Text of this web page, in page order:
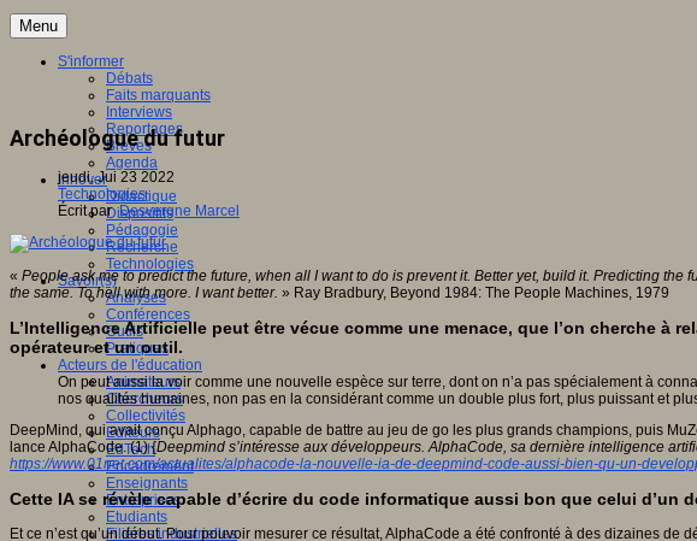
Menu
S'informer
Débats
Faits marquants
Interviews
Reportages
Brèves
Agenda
Innover
Didactique
Dispositifs
Pédagogie
Recherche
Technologies
Savoir(s)
Analyses
Conférences
Outils
Pratiques
Acteurs de l'éducation
Animateurs
Chercheurs
Collectivités
Editeurs
EdTech
Encadrement
Enseignants
Entreprises
Etudiants
Filières industrielles
Archéologue du futur
jeudi, Jui 23 2022
Technologies
Écrit parDesvergne Marcel
« People ask me to predict the future, when all I want to do is prevent it. Better yet, build it. Predicting
the same. To hell with more. I want better. » Ray Bradbury, Beyond 1984: The People Machines, 1979
L’Intelligence Artificielle peut être vécue comme une menace, que l’on cherche
opérateur et un outil.
On peut aussi la voir comme une nouvelle espèce sur terre, dont on n’a pas spécialement à
nos qualités humaines, non pas en la considérant comme un double plus fort, plus puissant et
DeepMind, qui avait conçu Alphago, capable de battre au jeu de go les plus grands champions, puis
lance AlphaCode. (1) {Deepmind s’intéresse aux développeurs. AlphaCode, sa dernière intelligence
https://www.01net.com/actualites/alphacode-la-nouvelle-ia-de-deepmind-code-aussi-bien-qu-un-
Cette IA se révèle capable d’écrire du code informatique aussi bon que celui d’un
Et ce n’est qu’un début. Pour pouvoir mesurer ce résultat, AlphaCode a été confronté à des dizaines